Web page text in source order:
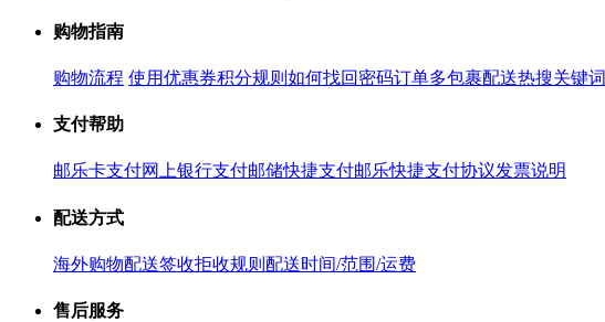
购物指南
购物流程 使用优惠券积分规则 如何找回密码订单多包裹配送热搜关键词
支付帮助
邮乐卡支付网上银行支付邮储快捷支付邮乐快捷支付协议发票说明
配送方式
海外购物配送签收拒收规则 配送时间/范围/运费
售后服务